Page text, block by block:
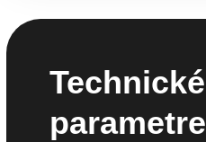
Technické
parametre